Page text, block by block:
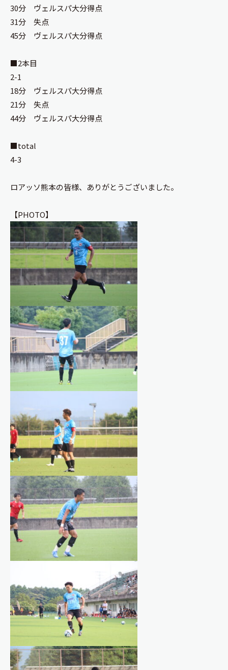
30分 ヴェルスパ大分得点
31分 失点
45分 ヴェルスパ大分得点
■2本目
2-1
18分 ヴェルスパ大分得点
21分 失点
44分 ヴェルスパ大分得点
■total
4-3
ロアッソ熊本の皆様、ありがとうございました。
【PHOTO】